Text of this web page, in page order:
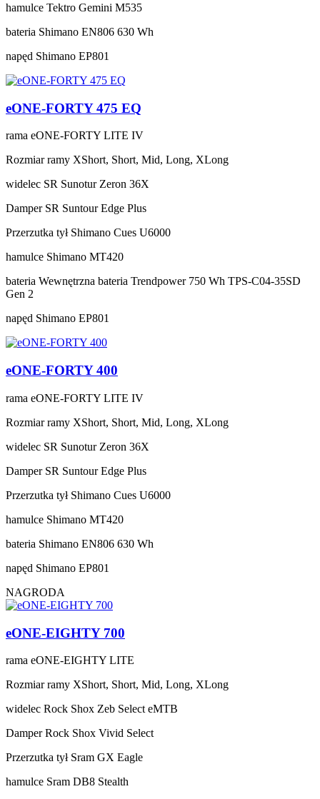
hamulce Tektro Gemini M535
bateria Shimano EN806 630 Wh
napęd Shimano EP801
eONE-FORTY 475 EQ
rama eONE-FORTY LITE IV
Rozmiar ramy XShort, Short, Mid, Long, XLong
widelec SR Sunotur Zeron 36X
Damper SR Suntour Edge Plus
Przerzutka tył Shimano Cues U6000
hamulce Shimano MT420
bateria Wewnętrzna bateria Trendpower 750 Wh TPS-C04-35SD
Gen 2
napęd Shimano EP801
eONE-FORTY 400
rama eONE-FORTY LITE IV
Rozmiar ramy XShort, Short, Mid, Long, XLong
widelec SR Sunotur Zeron 36X
Damper SR Suntour Edge Plus
Przerzutka tył Shimano Cues U6000
hamulce Shimano MT420
bateria Shimano EN806 630 Wh
napęd Shimano EP801
NAGRODA
eONE-EIGHTY 700
rama eONE-EIGHTY LITE
Rozmiar ramy XShort, Short, Mid, Long, XLong
widelec Rock Shox Zeb Select eMTB
Damper Rock Shox Vivid Select
Przerzutka tył Sram GX Eagle
hamulce Sram DB8 Stealth